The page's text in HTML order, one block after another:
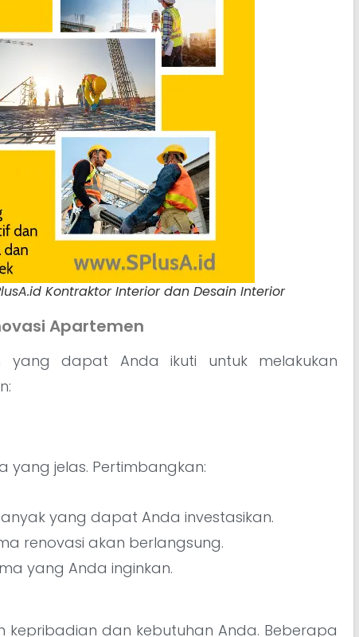
Kontraktor Interior dan Desain Interior
Apartemen
yang dapat Anda ikuti untuk melakukan
yang jelas. Pertimbangkan:
yang dapat Anda investasikan.
renovasi akan berlangsung.
yang Anda inginkan.
kepribadian dan kebutuhan Anda. Beberapa